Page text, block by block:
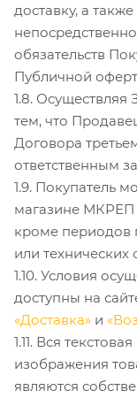
доставку, а
обязательств
Публичной
1.8. Осуществляя
тем, что
Договора
ответственным
1.9. Покупатель
магазине МКРЕП
кроме периодов
или технических
1.10. Условия
доступны на
«Доставка» и
1.11. Вся
изображения
являются